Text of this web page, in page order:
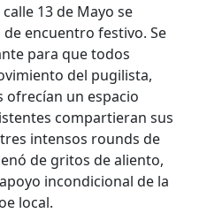
13 de Mayo se
encuentro festivo. Se
para que todos
del pugilista,
ofrecían un espacio
compartieran sus
intensos rounds de
de gritos de aliento,
incondicional de la
local.